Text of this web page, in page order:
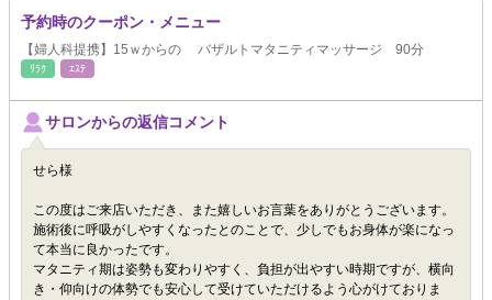
予約時のクーポン・メニュー
【婦人科提携】15ｗからの バザルトマタニティマッサージ 90分
ﾘﾗｸ ｴｽﾃ
サロンからの返信コメント
せら様
この度はご来店いただき、また嬉しいお言葉をありがとうございます。
施術後に呼吸がしやすくなったとのことで、少しでもお身体が楽になっ
て本当に良かったです。
マタニティ期は姿勢も変わりやすく、負担が出やすい時期ですが、横向
き・仰向けの体勢でも安心して受けていただけるよう心がけておりま